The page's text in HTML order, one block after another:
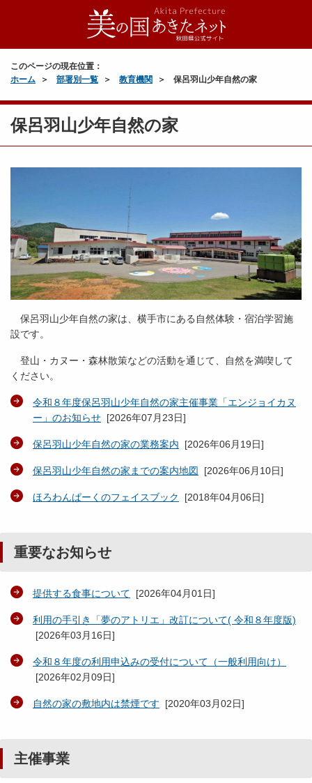
このページの現在位置：
ホーム
部署別一覧 教育機関 保呂羽山少年自然の家
保呂羽山少年自然の家
保呂羽山少年自然の家は、横手市にある自然体験・宿泊学習施
設です。
登山・カヌー・森林散策などの活動を通じて、自然を満喫して
ください。
令和８年度保呂羽山少年自然の家主催事業「エンジョイカヌ
ー」のお知らせ [2026年07月23日]
保呂羽山少年自然の家の業務案内 [2026年06月19日]
保呂羽山少年自然の家までの案内地図 [2026年06月10日]
ほろわんぱーくのフェイスブック [2018年04月06日]
重要なお知らせ
提供する食事について [2026年04月01日]
利用の手引き「夢のアトリエ」改訂について( 令和８年度版)
[2026年03月16日]
令和８年度の利用申込みの受付について（一般利用向け）
[2026年02月09日]
自然の家の敷地内は禁煙です [2020年03月02日]
主催事業